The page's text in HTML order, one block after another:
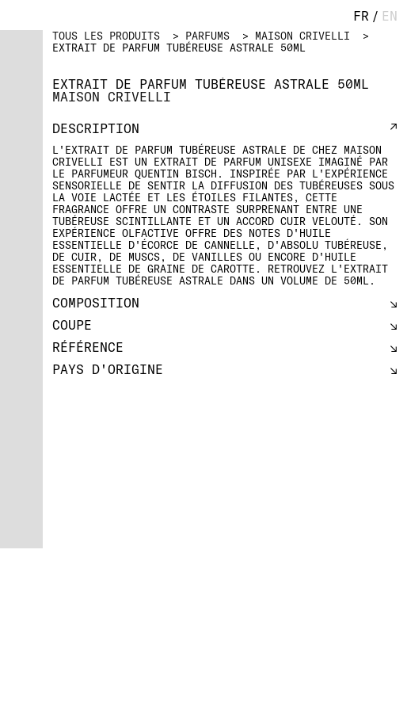
FR / EN
TOUS LES PRODUITS PARFUMS
MAISON CRIVELLI
EXTRAIT DE PARFUM TUBÉREUSE ASTRALE 50ML
EXTRAIT DE PARFUM TUBÉREUSE ASTRALE 50ML
MAISON CRIVELLI
DESCRIPTION
L'EXTRAIT DE PARFUM TUBÉREUSE ASTRALE DE CHEZ MAISON
CRIVELLI EST UN EXTRAIT DE PARFUM UNISEXE IMAGINÉ PAR
LE PARFUMEUR QUENTIN BISCH. INSPIRÉE PAR L'EXPÉRIENCE
SENSORIELLE DE SENTIR LA DIFFUSION DES TUBÉREUSES SOUS
LA VOIE LACTÉE ET LES ÉTOILES FILANTES, CETTE
FRAGRANCE OFFRE UN CONTRASTE SURPRENANT ENTRE UNE
TUBÉREUSE SCINTILLANTE ET UN ACCORD CUIR VELOUTÉ. SON
EXPÉRIENCE OLFACTIVE OFFRE DES NOTES D'HUILE
ESSENTIELLE D'ÉCORCE DE CANNELLE, D'ABSOLU TUBÉREUSE,
DE CUIR, DE MUSCS, DE VANILLES OU ENCORE D'HUILE
ESSENTIELLE DE GRAINE DE CAROTTE. RETROUVEZ L'EXTRAIT
DE PARFUM TUBÉREUSE ASTRALE DANS UN VOLUME DE 50ML.
COMPOSITION
COUPE
RÉFÉRENCE
PAYS D'ORIGINE